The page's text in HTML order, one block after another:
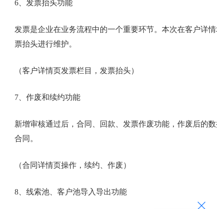
6、发票抬头功能
发票是企业在业务流程中的一个重要环节。本次在客户详
票抬头进行维护。
（客户详情页发票栏目，发票抬头）
7、作废和续约功能
新增审核通过后，合同、回款、发票作废功能，作废后的
合同。
（合同详情页操作，续约、作废）
8、线索池、客户池导入导出功能